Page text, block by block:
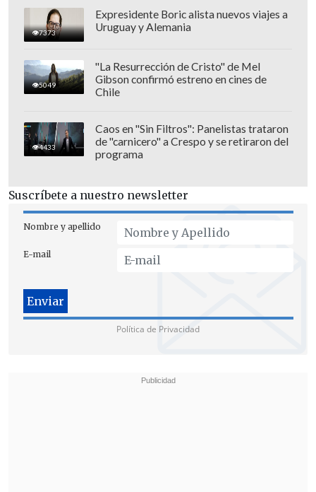
7373
Expresidente Boric alista nuevos viajes a
Uruguay y Alemania
5049
"La Resurrección de Cristo" de Mel
Gibson confirmó estreno en cines de
Chile
4433
Caos en "Sin Filtros": Panelistas trataron
de "carnicero" a Crespo y se retiraron del
programa
Suscríbete a nuestro newsletter
Nombre y apellido
E-mail
Política de Privacidad